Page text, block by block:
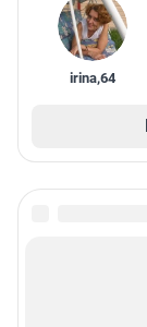
irina,64